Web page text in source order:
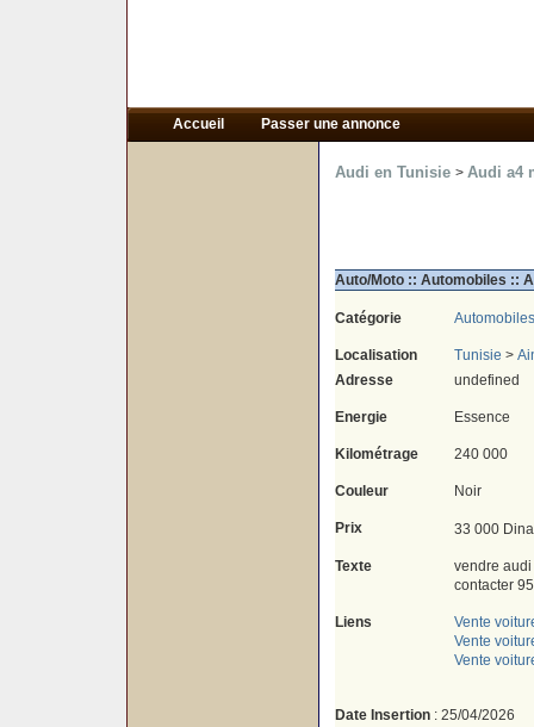
Accueil Passer une annonce
Audi en Tunisie > Audi a4
Auto/Moto :: Automobiles ::
Catégorie Automobiles
Localisation Tunisie >
Adresse
undefined
Energie Essence
Kilométrage 240 000
Couleur Noir
Prix 33 000
Texte
vendre audi
contacter
Liens
Vente
Vente
Vente
Date Insertion: 25/04/2026